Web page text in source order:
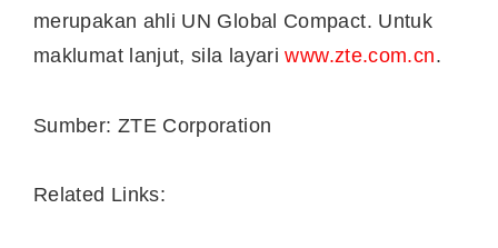
merupakan ahli UN Global Compact. Untuk
maklumat lanjut, sila layariwww.zte.com.cn.
Sumber: ZTE Corporation
Related Links: